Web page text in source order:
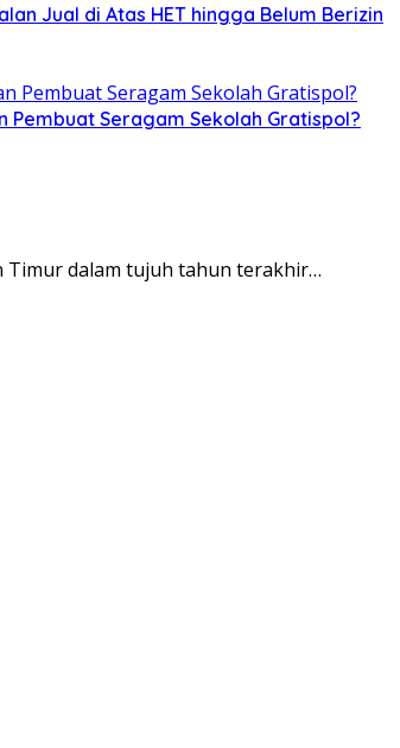
Jual di Atas HET hingga Belum Berizin
Pembuat Seragam Sekolah Gratispol?
Timur dalam tujuh tahun terakhir…